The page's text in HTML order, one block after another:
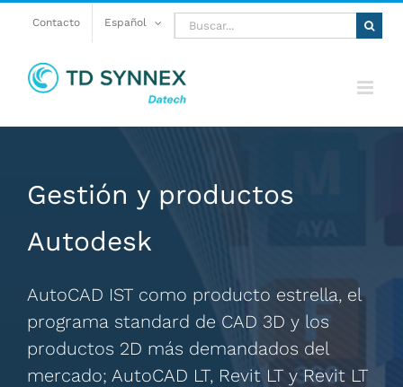
Contacto Español Buscar:
Gestión y productos
Autodesk
AutoCAD IST como producto estrella, el
programa standard de CAD 3D y los
productos 2D más demandados del
mercado; AutoCAD LT, Revit LT y Revit LT